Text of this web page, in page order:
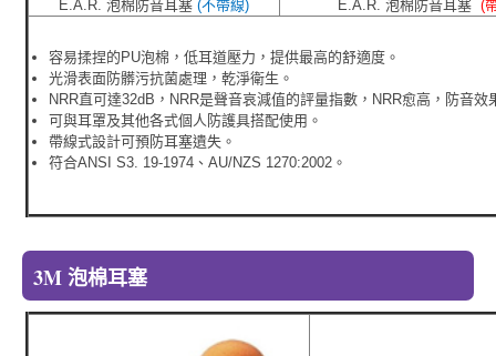
E.A.R. 泡棉防音耳塞 (不帶線) E.A.R. 泡棉防音耳塞 (
容易揉捏的PU泡棉，低耳道壓力，提供最高的舒適度。
光滑表面防髒污抗菌處理，乾淨衛生。
NRR直可達32dB，NRR是聲音哀減值的評量指數，NRR愈高，防音效
可與耳罩及其他各式個人防護具搭配使用。
帶線式設計可預防耳塞遺失。
符合ANSI S3. 19-1974、AU/NZS 1270:2002。
3M 泡棉耳塞